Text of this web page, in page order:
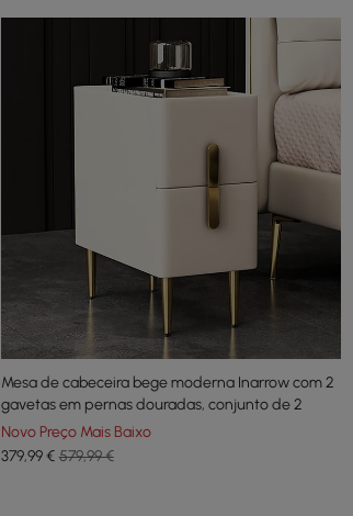
Mesa de cabeceira bege moderna Inarrow com 2
gavetas em pernas douradas, conjunto de 2
Novo Preço Mais Baixo
379,99€ 579,99 €